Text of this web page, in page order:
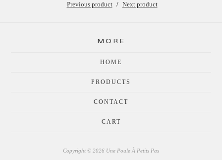
Previous product Next product
MORE
HOME
PRODUCTS
CONTACT
CART
Copyright © 2026 Une Poule À Petits Pas